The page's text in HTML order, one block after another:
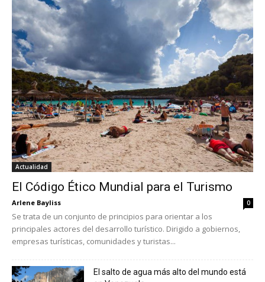
Actualidad
El Código Ético Mundial para el Turismo
Arlene Bayliss 0
Se trata de un conjunto de principios para orientar a los
principales actores del desarrollo turístico. Dirigido a gobiernos,
empresas turísticas, comunidades y turistas...
El salto de agua más alto del mundo está